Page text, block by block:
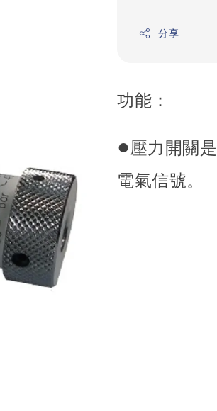
分享
功能：
●壓力開關
電氣信號。